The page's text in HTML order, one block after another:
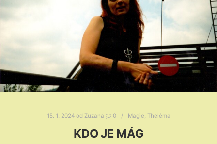
15. 1. 2024od Zuzana 0 Magie, Theléma
KDO JE MÁG